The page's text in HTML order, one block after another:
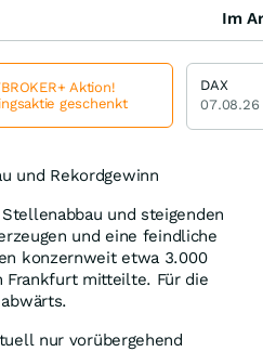
und Rekordgewinn
und steigenden
und eine feindliche
konzernweit etwa 3.000
Frankfurt mitteilte. Für die
nur vorübergehend
Im
Aktion!
geschenkt
DAX
07.08.26